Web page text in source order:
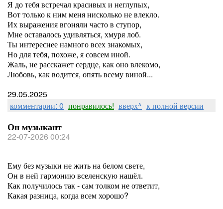
Я до тебя встречал красивых и неглупых,
Вот только к ним меня нисколько не влекло.
Их выражения вгоняли часто в ступор,
Мне оставалось удивляться, хмуря лоб.
Ты интереснее намного всех знакомых,
Но для тебя, похоже, я совсем иной.
Жаль, не расскажет сердце, как оно влекомо,
Любовь, как водится, опять всему виной...
29.05.2025
комментарии: 0 понравилось! вверх^ к полной версии
Он музыкант
22-07-2026 00:24
Ему без музыки не жить на белом свете,
Он в ней гармонию вселенскую нашёл.
Как получилось так - сам толком не ответит,
Какая разница, когда всем хорошо?